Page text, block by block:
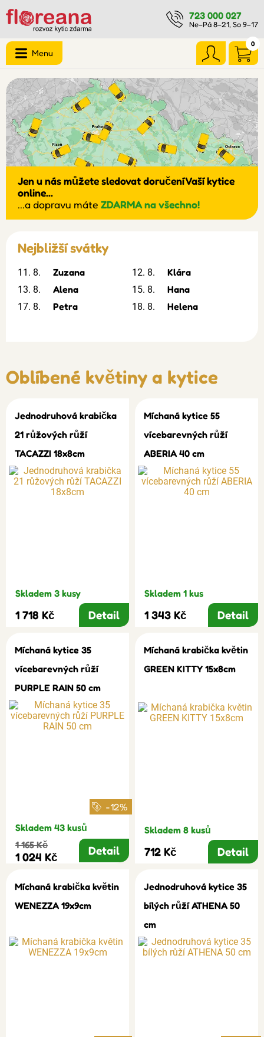
723 000 027
Ne–Pá 8–21, So 9–17
0
Menu
Jen u nás můžete sledovat doručení Vaší kytice
online...
...a dopravu máte ZDARMA na všechno!
Nejbližší svátky
11. 8. Zuzana 12. 8. Klára
13. 8. Alena 15. 8. Hana
17. 8. Petra 18. 8. Helena
Oblíbené květiny a kytice
Jednodruhová krabička
21 růžových růží
TACAZZI 18x8cm
Skladem 3 kusy
1 718 Kč Detail
Míchaná kytice 55
vícebarevných růží
ABERIA 40 cm
Skladem 1 kus
1 343 Kč Detail
Míchaná kytice 35
vícebarevných růží
PURPLE RAIN 50 cm
-12%
Skladem 43 kusů
1 165 Kč
1 024 Kč Detail
Míchaná krabička květin
GREEN KITTY 15x8cm
Skladem 8 kusů
712 Kč Detail
Míchaná krabička květin
WENEZZA 19x9cm
Jednodruhová kytice 35
bílých růží ATHENA 50
cm